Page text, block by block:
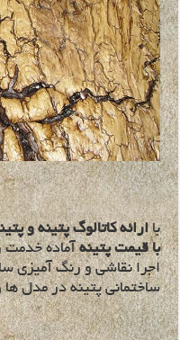
باارائه کاتالوگ پتینه و
با قیمت پتینهآماده خدمت
اجرا نقاشی و رنگ آمیزی
ساختمانی پتینه در مدل